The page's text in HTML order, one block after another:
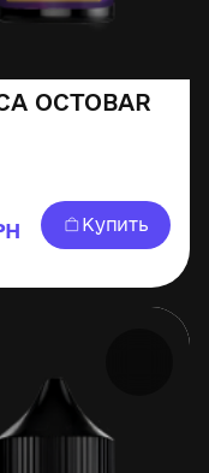
OCTOBAR
Купить